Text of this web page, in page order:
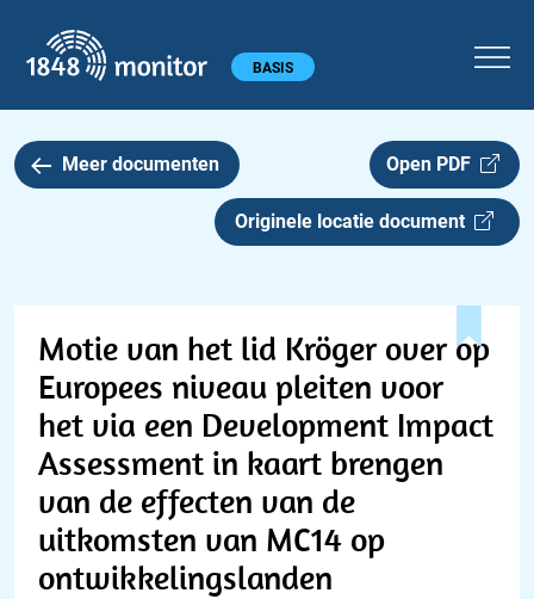
Hoofdmenu BASIS
Meer documenten Open PDF
Originele locatie document
Motie van het lid Kröger over op
Europees niveau pleiten voor
het via een Development Impact
Assessment in kaart brengen
van de effecten van de
uitkomsten van MC14 op
ontwikkelingslanden